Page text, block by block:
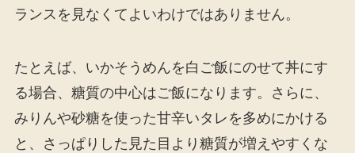
ランスを見なくてよいわけではありません。
たとえば、いかそうめんを白ご飯にのせて丼にす
る場合、糖質の中心はご飯になります。さらに、
みりんや砂糖を使った甘辛いタレを多めにかける
と、さっぱりした見た目より糖質が増えやすくな